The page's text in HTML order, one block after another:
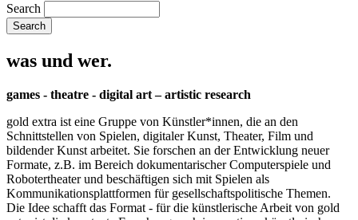
Search
was und wer.
games - theatre - digital art – artistic research
gold extra ist eine Gruppe von Künstler*innen, die an den
Schnittstellen von Spielen, digitaler Kunst, Theater, Film und
bildender Kunst arbeitet. Sie forschen an der Entwicklung neuer
Formate, z.B. im Bereich dokumentarischer Computerspiele und
Robotertheater und beschäftigen sich mit Spielen als
Kommunikationsplattformen für gesellschaftspolitische Themen.
Die Idee schafft das Format - für die künstlerische Arbeit von gold